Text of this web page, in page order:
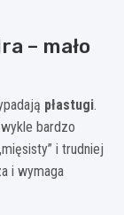
– mało
płastugi.
bardzo
i trudniej
i wymaga